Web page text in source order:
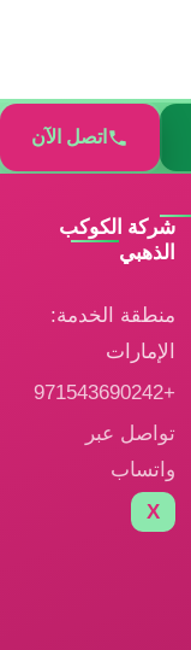
اتصل الآن
شركة الكوكب
الذهبي
منطقة الخدمة:
الإمارات
+971543690242
تواصل عبر
واتساب
X